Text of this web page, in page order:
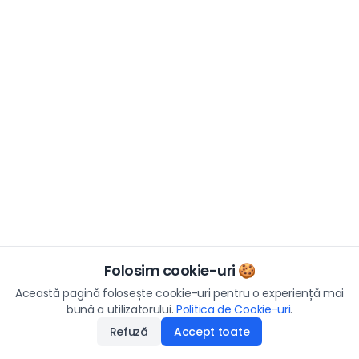
Folosim cookie-uri 🍪
Această pagină folosește cookie-uri pentru o experiență mai
bună a utilizatorului. Politica de Cookie-uri.
Refuză
Accept toate